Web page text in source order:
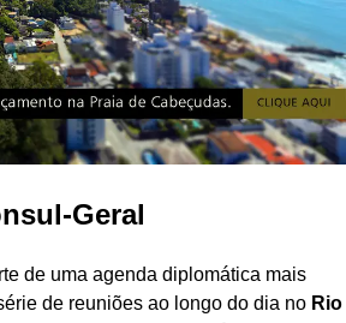
Geral
de uma agenda diplomática mais
de reuniões ao longo do dia no Rio